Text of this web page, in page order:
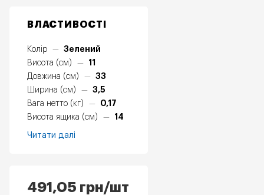
ВЛАСТИВОСТІ
Колір —
Зелений
Висота (см)
—
11
Довжина (см)
—
33
Ширина (см)
—
3,5
Вага нетто (кг)
—
0,17
Висота ящика (см)
— 14
Читати далі
491,05 грн/шт